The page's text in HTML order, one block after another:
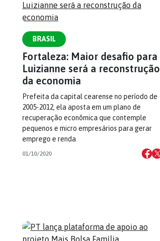
BRASIL
Fortaleza: Maior desafio para
Luizianne será a reconstrução
da economia
Prefeita da capital cearense no período de
2005-2012, ela aposta em um plano de
recuperação econômica que contemple
pequenos e micro empresários para gerar
emprego e renda
01/10/2020